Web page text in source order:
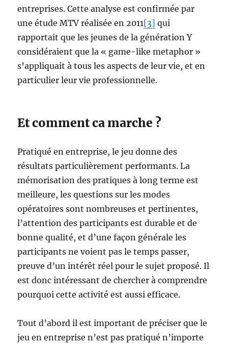
entreprises. Cette analyse est confirmée par
une étude MTV réalisée en 2011[3] qui
rapportait que les jeunes de la génération Y
considéraient que la « game-like metaphor »
s’appliquait à tous les aspects de leur vie, et en
particulier leur vie professionnelle.
Et comment ca marche ?
Pratiqué en entreprise, le jeu donne des
résultats particulièrement performants. La
mémorisation des pratiques à long terme est
meilleure, les questions sur les modes
opératoires sont nombreuses et pertinentes,
l’attention des participants est durable et de
bonne qualité, et d’une façon générale les
participants ne voient pas le temps passer,
preuve d’un intérêt réel pour le sujet proposé. Il
est donc intéressant de chercher à comprendre
pourquoi cette activité est aussi efficace.
Tout d’abord il est important de préciser que le
jeu en entreprise n’est pas pratiqué n’importe